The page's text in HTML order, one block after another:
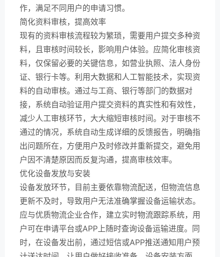
作，满足不同用户的申请习惯。
简化资料审核，提高效率
现有的资料审核流程较为繁琐，需要用户提交多种资
料，且审核时间较长，影响用户体验。应简化审核资
料，仅保留必要的关键信息，如营业执照、法人身份
证、银行卡等。利用大数据和人工智能技术，实现资
料的自动审核。通过与工商、银行等部门的数据对
接，系统自动验证用户提交资料的真实性和有效性，
减少人工审核环节，大大缩短审核时间。对于审核不
通过的情况，系统自动生成详细的反馈报告，明确指
出问题所在，方便用户及时修改并重新提交，避免用
户因不清楚原因而反复沟通，提高审核效率。
优化设备发放与安装
设备发放环节，目前主要依靠物流配送，但物流信息
更新不及时，导致用户无法准确掌握设备运输状态。
应与优质物流企业合作，建立实时物流跟踪系统，用
户可在申请平台或APP上随时查询设备运输进度。同
时，在设备发出前，通过短信或APP推送通知用户预